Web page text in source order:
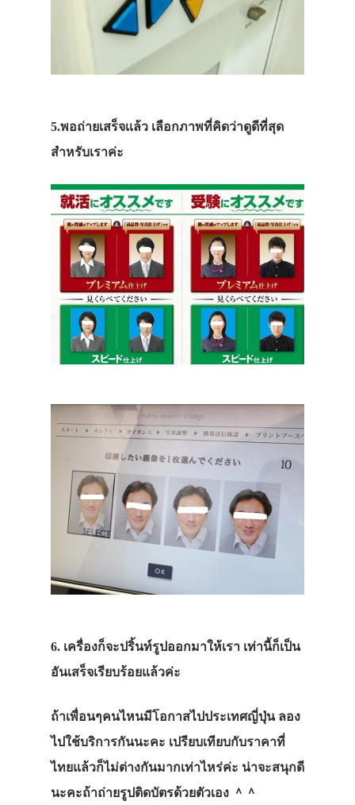
5.พอถ่ายเสร็จเเล้ว เลือกภาพที่คิดว่าดูดีที่สุด
สำหรับเราค่ะ
6. เครื่องก็จะปริ้นท์รูปออกมาให้เรา เท่านี้ก็เป็น
อันเสร็จเรียบร้อยแล้วค่ะ
ถ้าเพื่อนๆคนไหนมีโอกาสไปประเทศญี่ปุ่น ลอง
ไปใช้บริการกันนะคะ เปรียบเทียบกับราคาที่
ไทยแล้วก็ไม่ต่างกันมากเท่าไหร่ค่ะ น่าจะสนุกดี
นะคะถ้าถ่ายรูปติดบัตรด้วยตัวเอง ＾＾
ร้านอาหารไท
ญี่ปุ่น
ร้านเหล้า
ร้านเนื้อย่าง
เวียดนาม
อาหารจีน
อาหารยุโรป
อาหารนานา
อาหารแดนป
ประเภทเส้น
บุฟเฟ่ต์
ขนมหวาน
ช็อปปิ้ง
วัด ศาลเจ้า
ปราสาท
ธรรมชาติ
เทศกาล
ทดลองเล่น
รถบัส